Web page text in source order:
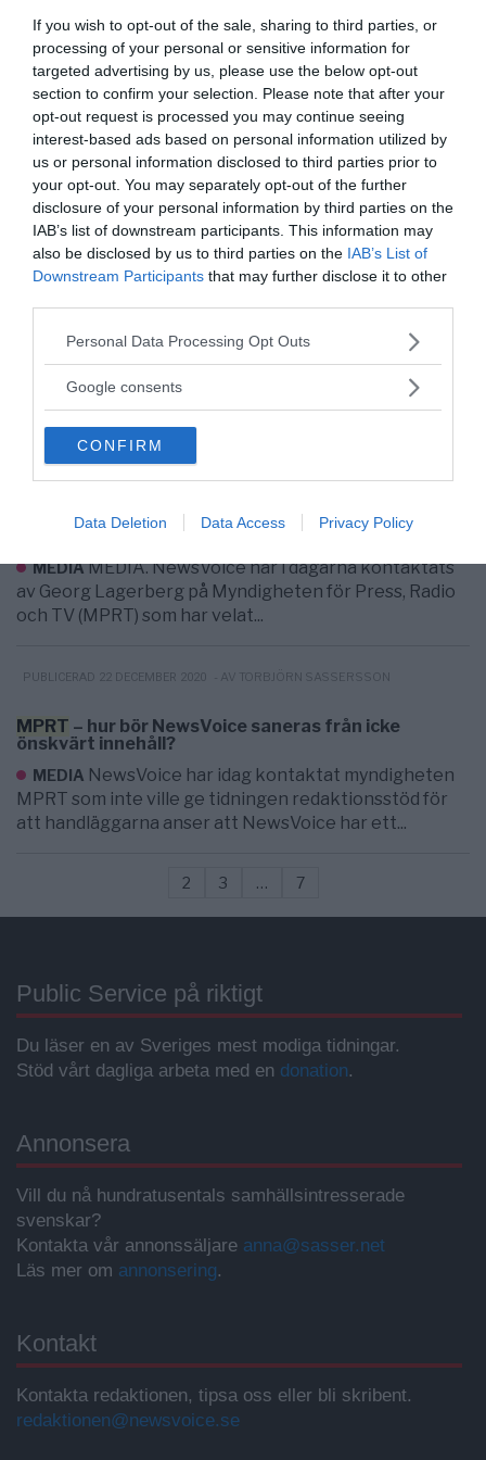
If you wish to opt-out of the sale, sharing to third parties, or
processing of your personal or sensitive information for
targeted advertising by us, please use the below opt-out
section to confirm your selection. Please note that after your
opt-out request is processed you may continue seeing
interest-based ads based on personal information utilized by
us or personal information disclosed to third parties prior to
your opt-out. You may separately opt-out of the further
disclosure of your personal information by third parties on the
IAB’s list of downstream participants. This information may
also be disclosed by us to third parties on the IAB’s List of
Downstream Participants that may further disclose it to other
Please note that this website/app uses one or more Google
not limited to your visit or usage behaviour. You may click to
use your data for below specified purposes in below Google
consent section.
Personal Data Processing Opt Outs
Google consents
CONFIRM
Data Deletion Data Access Privacy Policy
PUBLICERAD 21 FEBRUARI 2021 - AV NEWSVOICE REDAKTION
NewsVoice anmäler SVT till Granskningsnämnden –
en del avMPRT
MEDIA OCH GRANSKNING. SVT har gått över
gränsen för vad som är etiskt acceptabelt när kanalen
i en "hit piece"...
PUBLICERAD 19 FEBRUARI 2021
Avslöjande: SVT:s Per Andersson producerar
MEDIAMEDIA & GRANSKNING. I ett inslag på SVT
Kulturnyheterna för två dagar sedan beskrev
Charlotte Ingvar-Nilsson, som är generaldirektör på...
PUBLICERAD 16 FEBRUARI 2021
Kulturnyheterna försöker hjälpa MPRTatt
förtrycka NewsVoice
MEDIAMEDIA. NewsVoice har i dagarna kontaktats
av Georg Lagerberg på Myndigheten för Press, Radio
och TV (MPRT) som har velat...
PUBLICERAD 22 DECEMBER 2020 - AV TORBJÖRN SASSERSSON
MPRT – hur bör NewsVoice saneras från icke
önskvärt innehåll?
MEDIA NewsVoice har idag kontaktat myndigheten
MPRT som inte ville ge tidningen redaktionsstöd för
att handläggarna anser att NewsVoice har ett...
2 3 … 7
Public Service på riktigt
Du läser en av Sveriges mest modiga tidningar.
Stöd vårt dagliga arbeta med en donation.
Annonsera
Vill du nå hundratusentals samhällsintresserade
svenskar?
Kontakta vår annonssäljare anna@sasser.net
Läs mer om annonsering.
Kontakt
Kontakta redaktionen, tipsa oss eller bli skribent.
redaktionen@newsvoice.se